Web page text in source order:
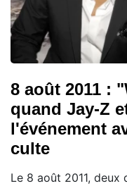
8 août 2011 :
quand Jay-Z
l'événement
culte
Le 8 août 2011, deux